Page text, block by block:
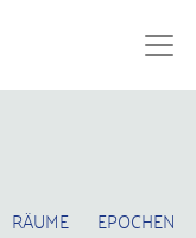
RÄUME EPOCHEN